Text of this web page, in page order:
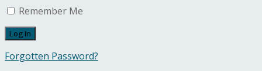
Remember Me
Forgotten Password?